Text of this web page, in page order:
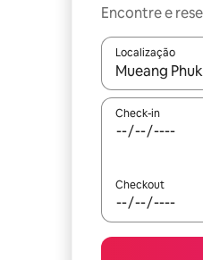
Encontre e
Localização
Quando os
Check-in
Checkout